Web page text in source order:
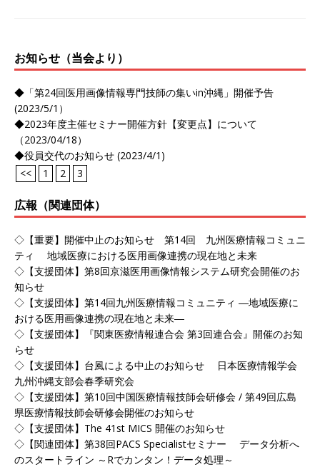
お知らせ（当会より）
◆「第24回医用画像情報専門技師の集いin沖縄」開催予告
(2023/5/1）
◆2023年度主催セミナー開催方針【変更点】について
（2023/04/18）
◆役員交代のお知らせ (2023/4/1)
<<
1 2 3
広報（関連団体）
◇【重要】開催中止のお知らせ 第14回 九州医療情報コミュニ
ティ 地域医療における医用画像連携の現在地と未来
◇【支援団体】第8回京滋医用画像情報システム研究会開催のお
知らせ
◇【支援団体】第14回九州医療情報コミュニティ ―地域医療に
おける医用画像連携の現在地と未来―
◇【支援団体】『関東医療情報連合会 第3回連合会』開催のお知
らせ
◇【支援団体】台風による中止のお知らせ 日本医療情報学会
九州沖縄支部会春季研究会
◇【支援団体】第10回中国医療情報技師会研修会 / 第49回広島
県医療情報技師会研修会開催のお知らせ
◇【支援団体】The 41st MICS 開催のお知らせ
◇【関連団体】第38回PACS Specialistセミナー データ分析へ
のスタートライン ～Rでカンタン！データ処理～